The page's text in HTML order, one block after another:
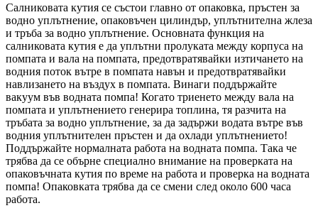
Салниковата кутия се състои главно от опаковка, пръстен за
водно уплътнение, опаковъчен цилиндър, уплътнителна жлеза
и тръба за водно уплътнение. Основната функция на
салниковата кутия е да уплътни пролуката между корпуса на
помпата и вала на помпата, предотвратявайки изтичането на
водния поток вътре в помпата навън и предотвратявайки
навлизането на въздух в помпата. Винаги поддържайте
вакуум във водната помпа! Когато триенето между вала на
помпата и уплътнението генерира топлина, тя разчита на
тръбата за водно уплътнение, за да задържи водата вътре във
водния уплътнителен пръстен и да охлади уплътнението!
Поддържайте нормалната работа на водната помпа. Така че
трябва да се обърне специално внимание на проверката на
опаковъчната кутия по време на работа и проверка на водната
помпа! Опаковката трябва да се смени след около 600 часа
работа.